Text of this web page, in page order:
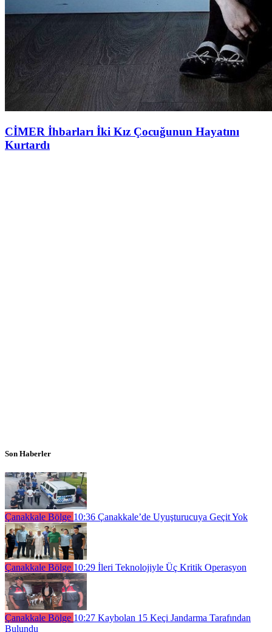
CİMER İhbarları İki Kız Çocuğunun Hayatını
Kurtardı
Son Haberler
Çanakkale Bölge 10:36 Çanakkale’de Uyuşturucuya Geçit Yok
Çanakkale Bölge 10:29 İleri Teknolojiyle Üç Kritik Operasyon
Çanakkale Bölge 10:27 Kaybolan 15 Keçi Jandarma Tarafından
Bulundu